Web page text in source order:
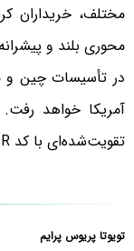
مختلف، خریداران
در تأسیسات چین و
آمریکا خواهد
تقویت‌شده‌ای با کد R و ابعاد استاندارد وجود دارد.
تویوتا پریوس پرایم